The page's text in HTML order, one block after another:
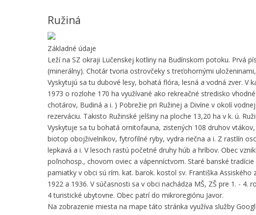
Ružiná
Základné údaje
Leží na SZ okraji Lučenskej kotliny na Budínskom potoku. Prvá
(minerálny). Chotár tvoria ostrovčeky s treťohornými
Vyskytujú sa tu dubové lesy, bohatá flóra, lesná a vodná zver. V
1973 o rozlohe 170 ha využívané ako rekreačné stredisko
chotárov, Budiná a i. ) Pobrežie pri Ružinej a Divíne v okolí
rezerváciu. Takisto Ružinské jelšiny na ploche 13,20 ha v k. ú.
Vyskytuje sa tu bohatá ornitofauna, zistených 108 druhov
biotop obojživelníkov, fytrofilné ryby, vydra riečna a i. Z rastlín
lepkavá a i. V lesoch rastú početné druhy húb a hríbov. Obec
poľnohosp., chovom oviec a vápenníctvom. Staré banské
pamiatky v obci sú rím. kat. barok. kostol sv. Františka
1922 a 1936. V súčasnosti sa v obci nachádza MŠ, ZŠ pre 1. -
4 turistické ubytovne. Obec patrí do mikroregiónu Javor.
Na zobrazenie miesta na mape táto stránka využíva služby